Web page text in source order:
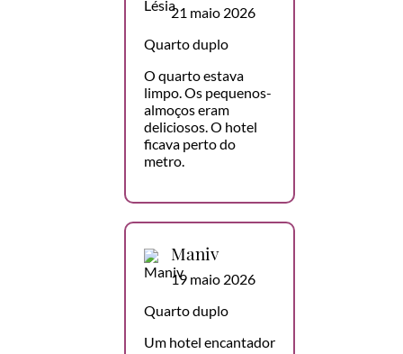
21 maio 2026
Quarto duplo
O quarto estava
limpo. Os pequenos-
almoços eram
deliciosos. O hotel
ficava perto do
metro.
Maniv
19 maio 2026
Quarto duplo
Um hotel encantador